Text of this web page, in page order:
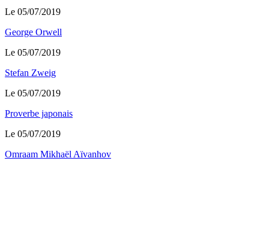
Le 05/07/2019
George Orwell
Le 05/07/2019
Stefan Zweig
Le 05/07/2019
Proverbe japonais
Le 05/07/2019
Omraam Mikhaël Aïvanhov